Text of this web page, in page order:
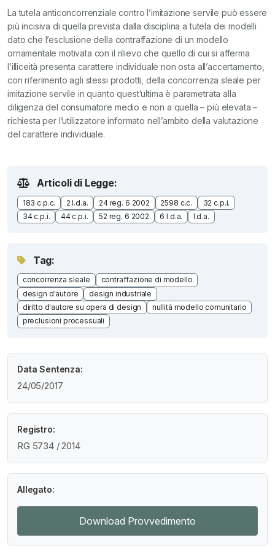
La tutela anticoncorrenziale contro l’imitazione servile può essere
più incisiva di quella prevista dalla disciplina a tutela dei modelli
dato che l’esclusione della contraffazione di un modello
ornamentale motivata con il rilievo che quello di cui si afferma
l’illiceità presenta carattere individuale non osta all’accertamento,
con riferimento agli stessi prodotti, della concorrenza sleale per
imitazione servile in quanto quest’ultima è parametrata alla
diligenza del consumatore medio e non a quella – più elevata –
richiesta per l’utilizzatore informato nell’ambito della valutazione
del carattere individuale.
Articoli di Legge:
183 c.p.c. 2 l.d.a. 24 reg. 6 2002 2598 c.c.
32 c.p.i.
34 c.p.i.
44 c.p.i. 52 reg. 6 2002 6 l.d.a. l.d.a.
Tag:
concorrenza sleale
contraffazione di modello
design d'autore
design industriale
diritto d'autore su opera di design
nullità modello comunitario
preclusioni processuali
Data Sentenza:
24/05/2017
Registro:
RG 5734 / 2014
Allegato:
Download Provvedimento